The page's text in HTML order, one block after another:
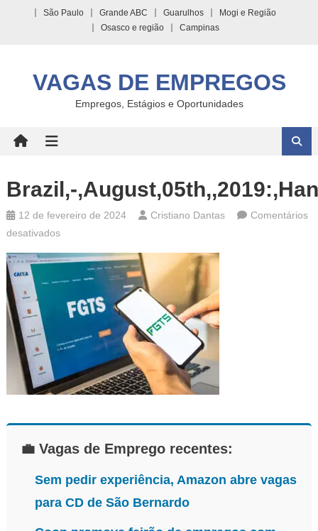
São Paulo Grande ABC Guarulhos
Mogi e Região
Osasco e região
Campinas
VAGAS DE EMPREGOS
Empregos, Estágios e Oportunidades
Brazil,-
12 de fevereiro de 2024 Cristiano Dantas
Comentários
desativadosem
💼 Vagas de Emprego recentes:
Sem pedir experiência, Amazon abre vagas
para CD de São Bernardo